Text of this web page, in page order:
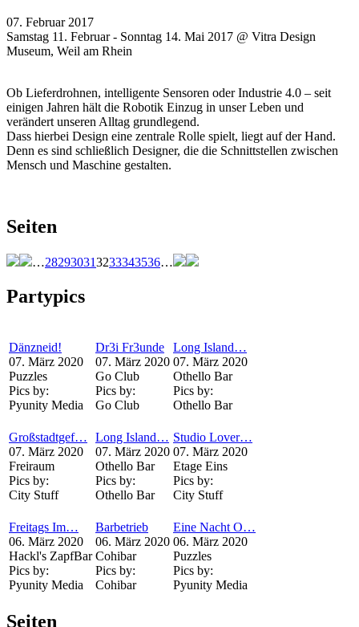
07. Februar 2017
Samstag 11. Februar - Sonntag 14. Mai 2017 @ Vitra Design
Museum, Weil am Rhein
Ob Lieferdrohnen, intelligente Sensoren oder Industrie 4.0 – seit
einigen Jahren hält die Robotik Einzug in unser Leben und
verändert unseren Alltag grundlegend.
Dass hierbei Design eine zentrale Rolle spielt, liegt auf der Hand.
Denn es sind schließlich Designer, die die Schnittstellen zwischen
Mensch und Maschine gestalten.
Seiten
…282930313233343536…
Partypics
Dänzneid!
07. März 2020
Puzzles
Pics by:
Pyunity Media
Dr3i Fr3unde
07. März 2020
Go Club
Pics by:
Go Club
Long Island…
07. März 2020
Othello Bar
Pics by:
Othello Bar
Großstadtgef…
07. März 2020
Freiraum
Pics by:
City Stuff
Long Island…
07. März 2020
Othello Bar
Pics by:
Othello Bar
Studio Lover…
07. März 2020
Etage Eins
Pics by:
City Stuff
Freitags Im…
06. März 2020
Hackl's ZapfBar
Pics by:
Pyunity Media
Barbetrieb
06. März 2020
Cohibar
Pics by:
Cohibar
Eine Nacht O…
06. März 2020
Puzzles
Pics by:
Pyunity Media
Seiten